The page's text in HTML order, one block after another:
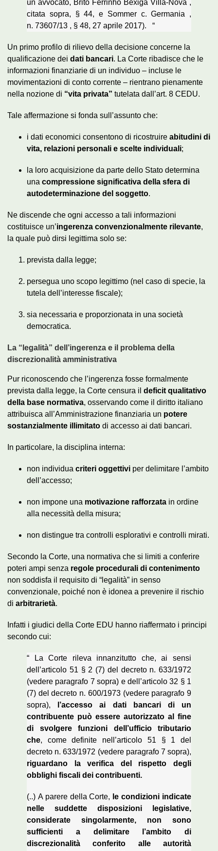
un avvocato, Brito Ferrinho Bexiga Villa-Nova ,
citata sopra, §44, e Sommer c.Germania ,
n. 73607/13 , § 48, 27 aprile 2017). “
Un primo profilo di rilievo della decisione concerne la
qualificazione dei dati bancari. La Corte ribadisce che le
informazioni finanziarie di un individuo – incluse le
movimentazioni di conto corrente – rientrano pienamente
nella nozione di “vita privata” tutelata dall’art. 8 CEDU.
Tale affermazione si fonda sull’assunto che:
i dati economici consentono di ricostruire abitudini di
vita, relazioni personali e scelte individuali;
la loro acquisizione da parte dello Stato determina
una compressione significativa della sfera di
autodeterminazione del soggetto.
Ne discende che ogni accesso a tali informazioni
costituisce un’ingerenza convenzionalmente rilevante,
la quale può dirsi legittima solo se:
prevista dalla legge;
persegua uno scopo legittimo (nel caso di specie, la
tutela dell’interesse fiscale);
sia necessaria e proporzionata in una società
democratica.
La “legalità” dell’ingerenza e il problema della
discrezionalità amministrativa
Pur riconoscendo che l’ingerenza fosse formalmente
prevista dalla legge, la Corte censura il deficit qualitativo
della base normativa, osservando come il diritto italiano
attribuisca all’Amministrazione finanziaria un potere
sostanzialmente illimitato di accesso ai dati bancari.
In particolare, la disciplina interna:
non individua criteri oggettivi per delimitare l’ambito
dell’accesso;
non impone una motivazione rafforzata in ordine
alla necessità della misura;
non distingue tra controlli esplorativi e controlli mirati.
Secondo la Corte, una normativa che si limiti a conferire
poteri ampi senza regole procedurali di contenimento
non soddisfa il requisito di “legalità” in senso
convenzionale, poiché non è idonea a prevenire il rischio
di arbitrarietà.
Infatti i giudici della Corte EDU hanno riaffermato i principi
secondo cui:
“
La Corte rileva innanzitutto che, ai sensi
dell’articolo 51 § 2 (7) del decreto n. 633/1972
(vedere paragrafo 7 sopra) e dell’articolo 32 § 1
(7) del decreto n. 600/1973 (vedere paragrafo 9
sopra), l’accesso ai dati bancari di un
contribuente può essere autorizzato al fine
di svolgere funzioni dell’ufficio tributario
che, come definite nell’articolo 51 § 1 del
decreto n. 633/1972 (vedere paragrafo 7 sopra),
riguardano la verifica del rispetto degli
obblighi fiscali dei contribuenti.
(..) A parere della Corte, le condizioni indicate
nelle suddette disposizioni legislative,
considerate singolarmente, non sono
sufficienti a delimitare l’ambito di
discrezionalità conferito alle autorità